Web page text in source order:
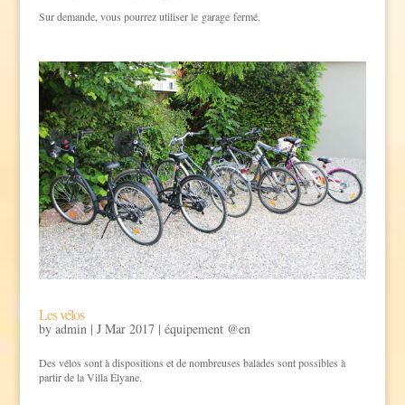
Sur demande, vous pourrez utiliser le garage fermé.
Les vélos
by admin| J Mar 2017| équipement @en
Des vélos sont à dispositions et de nombreuses balades sont possibles à
partir de la Villa Élyane.